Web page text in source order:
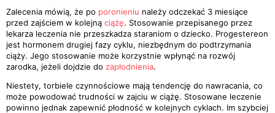
Zalecenia mówią, że po poronieniu należy odczekać 3 miesiące
przed zajściem w kolejną ciążę. Stosowanie przepisanego przez
lekarza leczenia nie przeszkadza staraniom o dziecko. Progestereon
jest hormonem drugiej fazy cyklu, niezbędnym do podtrzymania
ciąży. Jego stosowanie może korzystnie wpłynąć na rozwój
zarodka, jeżeli dojdzie do zapłodnienia.
Niestety, torbiele czynnościowe mają tendencję do nawracania, co
może powodować trudności w zajciu w ciążę. Stosowane leczenie
powinno jednak zapewnić płodność w kolejnych cyklach. Im szybciej